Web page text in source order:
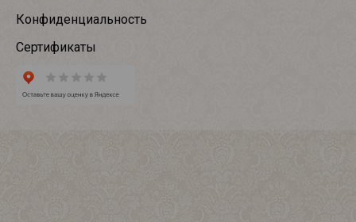
Конфиденциальность
Сертификаты